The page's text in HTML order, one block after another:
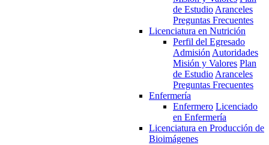
de EstudioAranceles
Preguntas Frecuentes
Licenciatura en Nutrición
Perfil del Egresado
AdmisiónAutoridades
Misión y Valores Plan
de EstudioAranceles
Preguntas Frecuentes
Enfermería
Enfermero Licenciado
en Enfermería
Licenciatura en Producción de
Bioimágenes